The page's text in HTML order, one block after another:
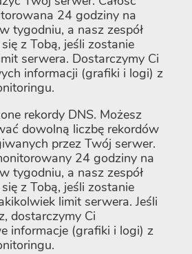
24 godziny na
tygodniu, a nasz zespół
z Tobą, jeśli zostanie
serwera. Dostarczymy Ci
informacji (grafiki i logi) z
rekordy DNS. Możesz
dowolną liczbę rekordów
przez Twój serwer.
24 godziny na
tygodniu, a nasz zespół
z Tobą, jeśli zostanie
limit serwera. Jeśli
dostarczymy Ci
informacje (grafiki i logi) z